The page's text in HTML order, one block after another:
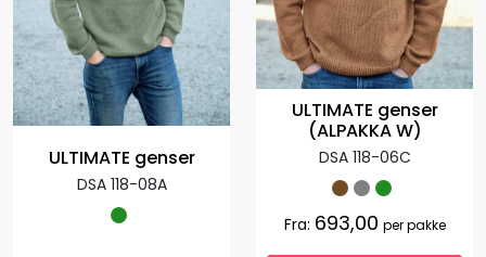
ULTIMATE genser
DSA 118-08A
ULTIMATE genser
(ALPAKKA W)
DSA 118-06C
Fra: 693,00 per pakke